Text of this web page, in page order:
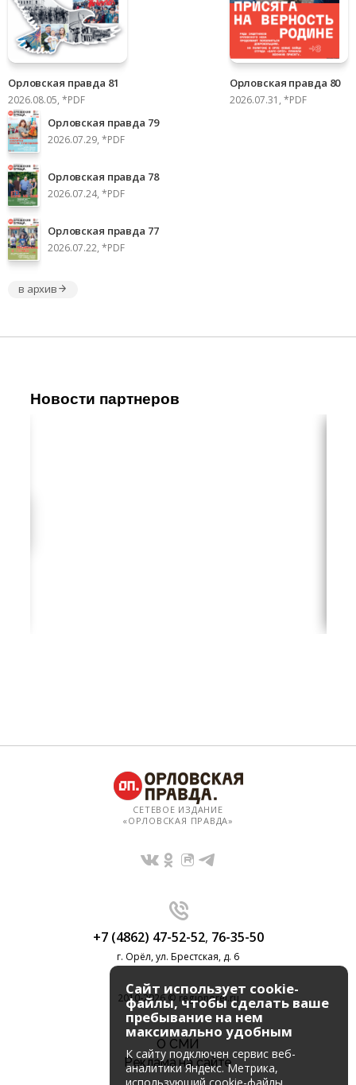
Орловская правда 81
2026.08.05, *PDF
Орловская правда 80
2026.07.31, *PDF
Орловская правда 79
2026.07.29, *PDF
Орловская правда 78
2026.07.24, *PDF
Орловская правда 77
2026.07.22, *PDF
в архив
Новости партнеров
СЕТЕВОЕ ИЗДАНИЕ
«ОРЛОВСКАЯ ПРАВДА»
+7 (4862) 47-52-52, 76-35-50
г. Орёл, ул. Брестская, д. 6
2010-2026 © regionorel.ru
О СМИ
Реклама на сайте
Сайт использует cookie-
файлы, чтобы сделать ваше
пребывание на нем
максимально удобным
К cайту подключен сервис веб-
аналитики Яндекс. Метрика,